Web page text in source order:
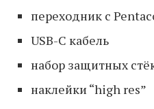
переходник с
USB-C кабель
набор защитных
наклейки “high res”